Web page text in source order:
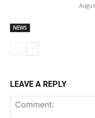
NEWS
LEAVE A REPLY